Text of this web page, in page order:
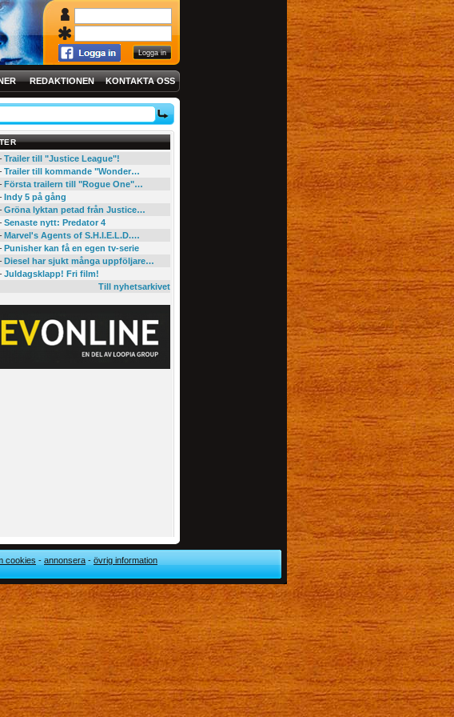
REDAKTIONEN KONTAKTA OSS
Trailer till "Justice League"!
Trailer till kommande "Wonder…
Första trailern till "Rogue One"…
Indy 5 på gång
Gröna lyktan petad från Justice…
Senaste nytt: Predator 4
Marvel's Agents of S.H.I.E.L.D.…
Punisher kan få en egen tv-serie
Diesel har sjukt många uppföljare…
Juldagsklapp! Fri film!
Till nyhetsarkivet
cookies annonsera övrig information